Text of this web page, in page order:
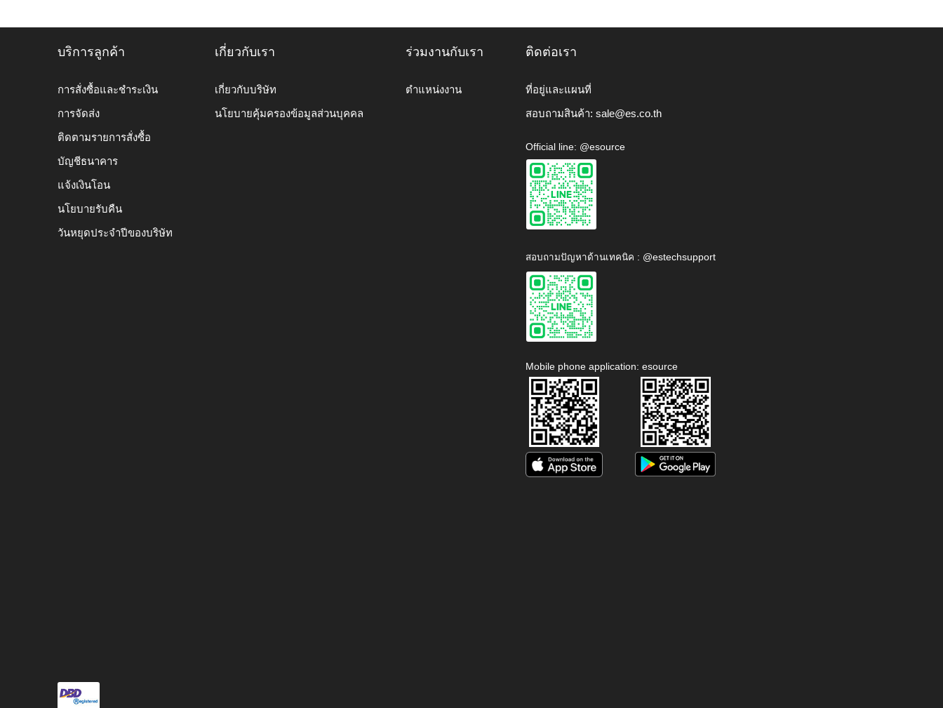
บริการลูกค้า
การสั่งซื้อและชำระเงิน
การจัดส่ง
ติดตามรายการสั่งซื้อ
บัญชีธนาคาร
แจ้งเงินโอน
นโยบายรับคืน
วันหยุดประจำปีของบริษัท
เกี่ยวกับเรา
เกี่ยวกับบริษัท
นโยบายคุ้มครองข้อมูลส่วนบุคคล
ร่วมงานกับเรา
ตำแหน่งงาน
ติดต่อเรา
ที่อยู่และแผนที่
สอบถามสินค้า: sale@es.co.th
Official line: @esource
สอบถามปัญหาด้านเทคนิค : @estechsupport
Mobile phone application: esource